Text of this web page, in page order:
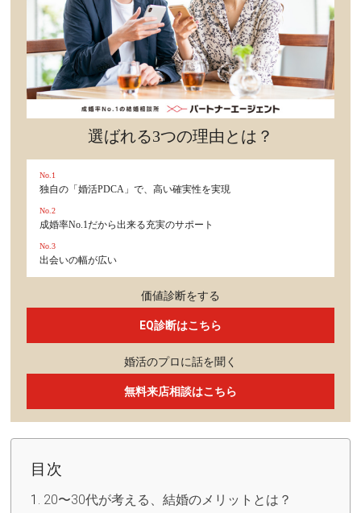
選ばれる3つの理由とは？
No.1
独自の「婚活PDCA」で、高い確実性を実現
No.2
成婚率No.1だから出来る充実のサポート
No.3
出会いの幅が広い
価値診断をする
EQ診断はこちら
婚活のプロに話を聞く
無料来店相談はこちら
目次
20〜30代が考える、結婚のメリットとは？